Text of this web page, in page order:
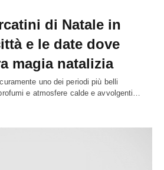
di Natale in
e le date dove
magia natalizia
uno dei periodi più belli
e atmosfere calde e avvolgenti…